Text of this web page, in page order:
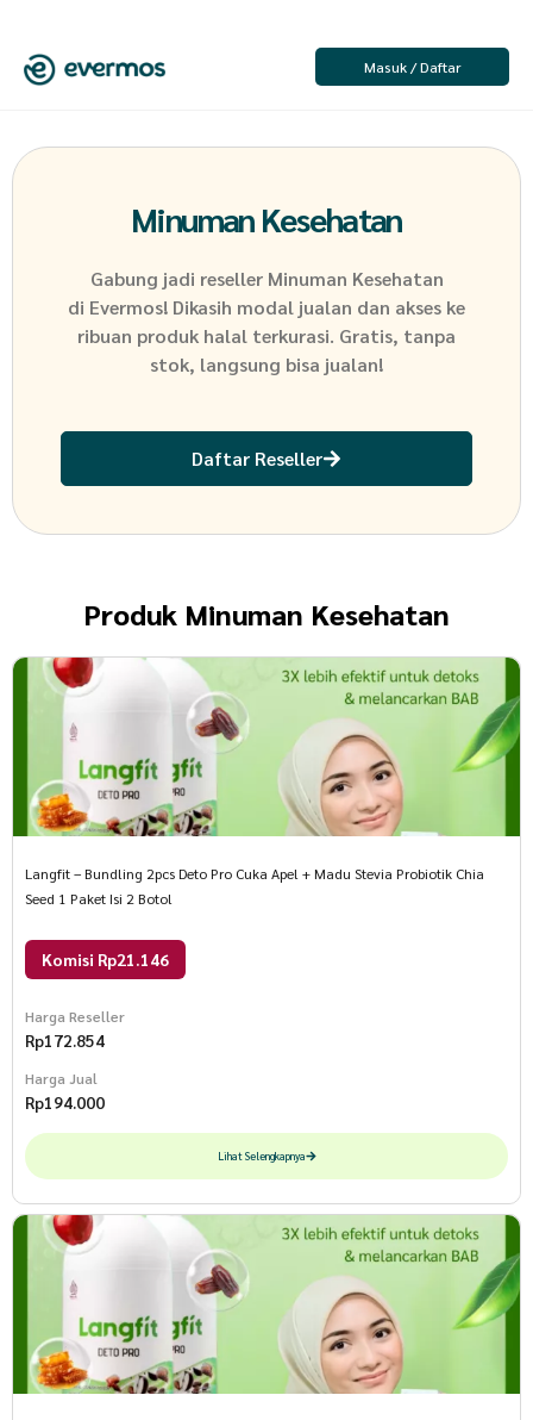
Masuk / Daftar
Minuman Kesehatan
Gabung jadi reseller Minuman Kesehatan
di Evermos! Dikasih modal jualan dan akses ke
ribuan produk halal terkurasi. Gratis, tanpa
stok, langsung bisa jualan!
Daftar Reseller
Produk Minuman Kesehatan
Langfit – Bundling 2pcs Deto Pro Cuka Apel + Madu Stevia Probiotik Chia
Seed 1 Paket Isi 2 Botol
Komisi Rp21.146
Harga Reseller
Rp172.854
Harga Jual
Rp194.000
Lihat Selengkapnya